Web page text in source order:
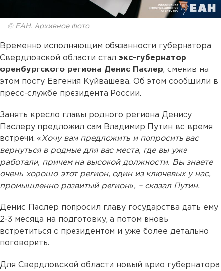
© ЕАН. Архивное фото
Временно исполняющим обязанности губернатора
Свердловской области стал экс-губернатор
оренбургского региона Денис Паслер, сменив на
этом посту Евгения Куйвашева. Об этом сообщили в
пресс-службе президента России.
Занять кресло главы родного региона Денису
Паслеру предложил сам Владимир Путин во время
встречи. «Хочу вам предложить и попросить вас
вернуться в родные для вас места, где вы уже
работали, причем на высокой должности. Вы знаете
очень хорошо этот регион, один из ключевых у нас,
промышленно развитый регион», – сказал Путин.
Денис Паслер попросил главу государства дать ему
2-3 месяца на подготовку, а потом вновь
встретиться с президентом и уже более детально
поговорить.
Для Свердловской области новый врио губернатора